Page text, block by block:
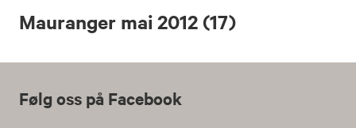
Mauranger mai 2012 (17)
Følg oss på Facebook